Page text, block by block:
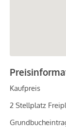
Kaufpreis
2 Stellplatz